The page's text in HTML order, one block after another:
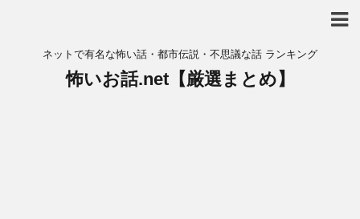
ネットで有名な怖い話・都市伝説・不思議な話 ランキング
怖いお話.net【厳選まとめ】